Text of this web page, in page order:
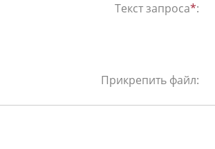
Текст запроса*:
Прикрепить файл: